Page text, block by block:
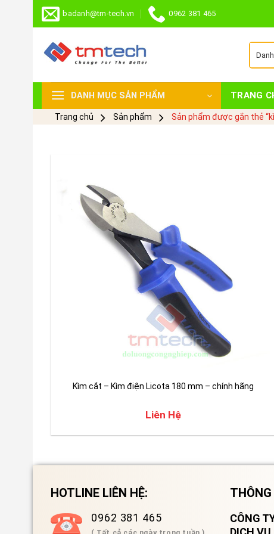
Skip
badanh@tm-tech.vn 0962 381 465
DANH MỤC SẢN PHẨM TRANG
Trang chủ Sản phẩm Sản phẩm được gắn thẻ
Kìm cắt – Kìm điện Licota 180 mm – chính hãng
Liên Hệ
HOTLINE LIÊN HỆ:
0962 381 465
CÔNG